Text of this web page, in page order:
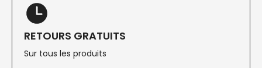
RETOURS GRATUITS
Sur tous les produits